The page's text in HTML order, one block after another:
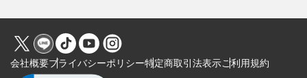
会社概要プライバシーポリシー特定商取引法表示ご利用規約